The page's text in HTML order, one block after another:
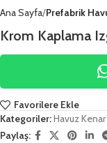
Ana Sayfa Prefabrik
Krom Kaplama
Favorilere Ekle
Kategoriler:Havuz
Paylaş: